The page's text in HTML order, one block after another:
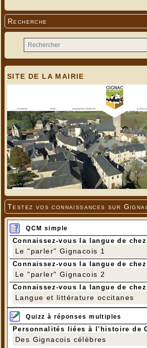
Recherche
SITE DE LA MAIRIE
Testez vos connaissances sur
QCM simple
Connaissez-vous la langue de
Le "parler" Gignacois 1
Connaissez-vous la langue de
Le "parler" Gignacois 2
Connaissez-vous la langue de
Langue et littérature occitanes
Quizz à réponses multiples
Personnalités liées à l'histoire de
Des Gignacois célèbres